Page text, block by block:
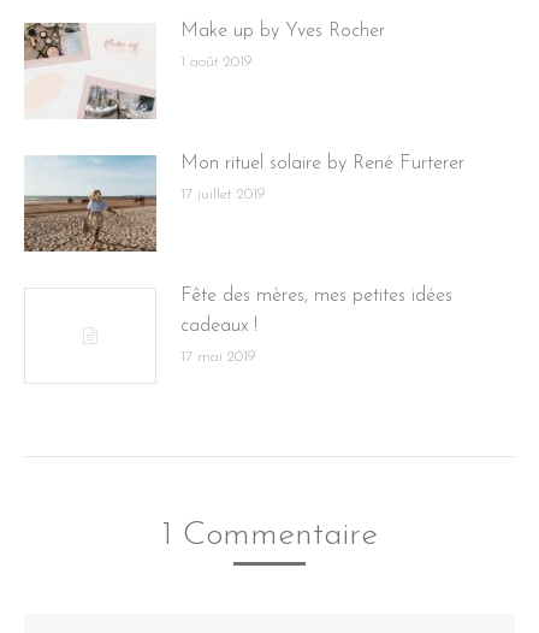
Make up by Yves Rocher
1 août 2019
Mon rituel solaire by René Furterer
17 juillet 2019
Fête des mères, mes petites idées
cadeaux !
17 mai 2019
1 Commentaire